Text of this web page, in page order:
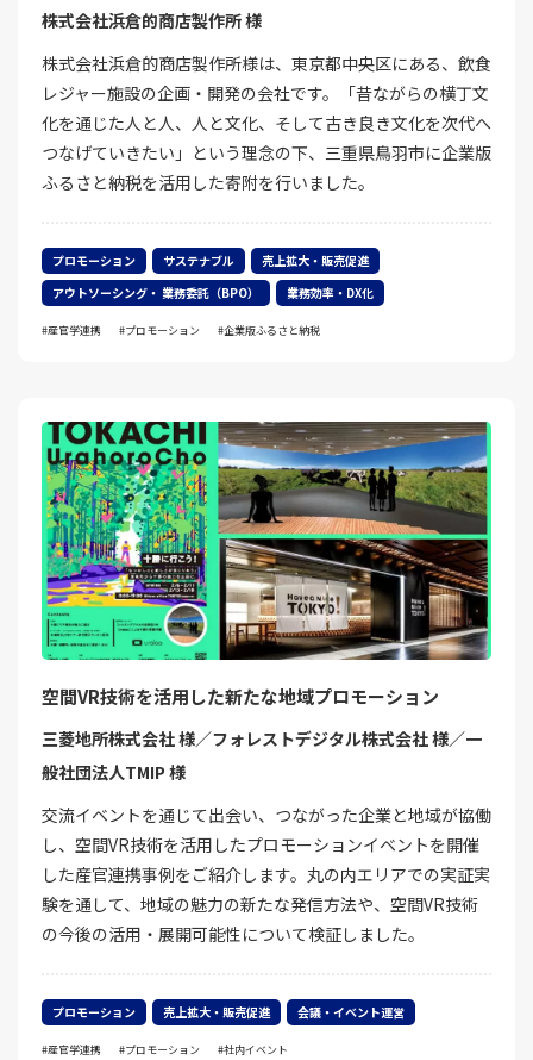
株式会社浜倉的商店製作所 様
株式会社浜倉的商店製作所様は、東京都中央区にある、飲食
レジャー施設の企画・開発の会社です。「昔ながらの横丁文
化を通じた人と人、人と文化、そして古き良き文化を次代へ
つなげていきたい」という理念の下、三重県鳥羽市に企業版
ふるさと納税を活用した寄附を行いました。
プロモーション サステナブル
売上拡大・販売促進
アウトソーシング・ 業務委託（BPO）
業務効率・DX化
産官学連携 プロモーション 企業版ふるさと納税
空間VR技術を活用した新たな地域プロモーション
三菱地所株式会社 様／フォレストデジタル株式会社 様／一
般社団法人TMIP 様
交流イベントを通じて出会い、つながった企業と地域が協働
し、空間VR技術を活用したプロモーションイベントを開催
した産官連携事例をご紹介します。丸の内エリアでの実証実
験を通して、地域の魅力の新たな発信方法や、空間VR技術
の今後の活用・展開可能性について検証しました。
プロモーション 売上拡大・販売促進 会議・イベント運営
産官学連携 プロモーション 社内イベント